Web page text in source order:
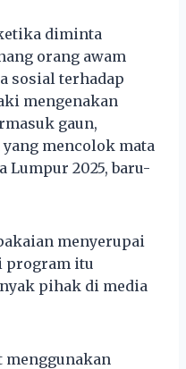
diminta
orang awam
sosial terhadap
mengenakan
gaun,
mencolok mata
Lumpur 2025, baru-
menyerupai
program itu
pihak di media
menggunakan